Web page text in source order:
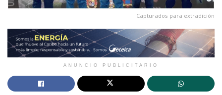
Capturados para extradición
ANUNCIO PUBLICITARIO